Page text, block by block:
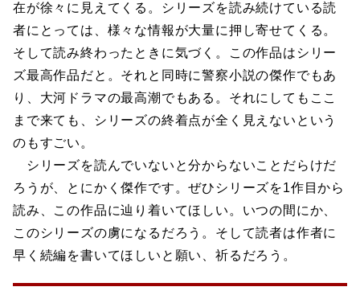
在が徐々に見えてくる。シリーズを読み続けている読
者にとっては、様々な情報が大量に押し寄せてくる。
そして読み終わったときに気づく。この作品はシリー
ズ最高作品だと。それと同時に警察小説の傑作でもあ
り、大河ドラマの最高潮でもある。それにしてもここ
まで来ても、シリーズの終着点が全く見えないという
のもすごい。
シリーズを読んでいないと分からないことだらけだ
ろうが、とにかく傑作です。ぜひシリーズを1作目から
読み、この作品に辿り着いてほしい。いつの間にか、
このシリーズの虜になるだろう。そして読者は作者に
早く続編を書いてほしいと願い、祈るだろう。